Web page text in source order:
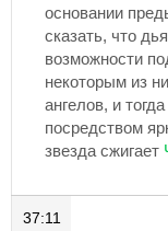
основании
сказать, что
возможности
некоторым из
ангелов, и
посредством
звезда сжигает
37:11